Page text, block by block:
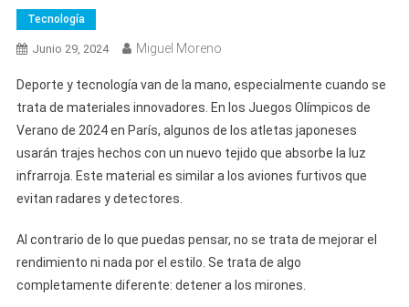
Tecnología
Junio 29, 2024 Miguel Moreno
Deporte y tecnología van de la mano, especialmente cuando se
trata de materiales innovadores. En los Juegos Olímpicos de
Verano de 2024 en París, algunos de los atletas japoneses
usarán trajes hechos con un nuevo tejido que absorbe la luz
infrarroja. Este material es similar a los aviones furtivos que
evitan radares y detectores.
Al contrario de lo que puedas pensar, no se trata de mejorar el
rendimiento ni nada por el estilo. Se trata de algo
completamente diferente: detener a los mirones.